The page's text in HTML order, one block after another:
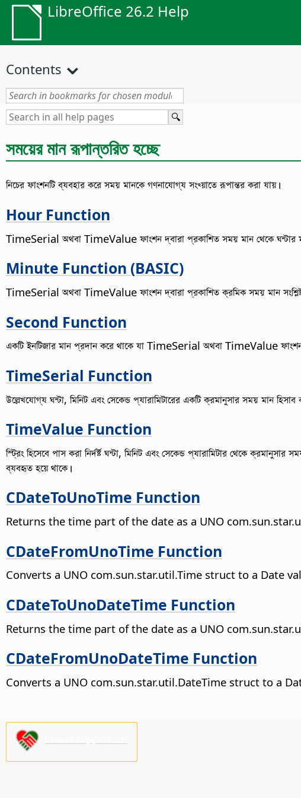
LibreOffice 26.2 Help
Contents
সময়ের মান রূপান্তরিত হচ্ছে
নিচের ফাংশনটি ব্যবহার করে সময় মানকে গণনাযোগ্য সংখ্য়াতে রূপান্তর করা যায়।
Hour Function
TimeSerial অথবা TimeValue ফাংশন দ্বারা প্রকাশিত সময় মান থেকে ঘন্টার
Minute Function (BASIC)
TimeSerial অথবা TimeValue ফাংশন দ্বারা প্রকাশিত ক্রমিক সময় মান সংশ্লিষ্ট
Second Function
একটি ইনটিজার মান প্রদান করে থাকে যা TimeSerial অথবা TimeValue ফাংশন
TimeSerial Function
উল্লেখযোগ্য ঘন্টা, মিনিট এবং সেকেন্ড প্যারামিটারের একটি ক্রমানুসার সময় মান
TimeValue Function
স্ট্রিং হিসেবে পাস করা নির্দর্ষ্ট ঘন্টা, মিনিট এবং সেকেন্ড প্যারামিটার থেকে
ব্যবহৃত হয়ে থাকে।
CDateToUnoTime Function
Returns the time part of the date as a UNO
CDateFromUnoTime Function
Converts a UNO com.sun.star.util.Time struct to a Date
CDateToUnoDateTime Function
Returns the time part of the date as a UNO
CDateFromUnoDateTime Function
Converts a UNO com.sun.star.util.DateTime struct to a